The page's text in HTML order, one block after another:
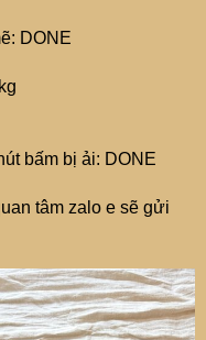
DONE
bấm bị ải: DONE
tâm zalo e sẽ gửi